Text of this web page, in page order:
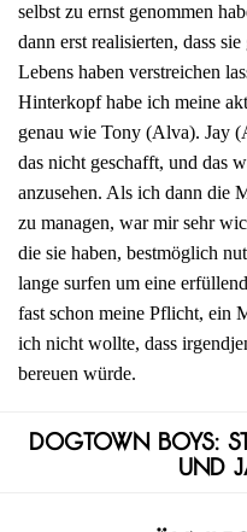
selbst zu ernst genommen
dann erst realisierten, dass
Lebens haben verstreichen
Hinterkopf habe ich meine
genau wie Tony (Alva). Jay
das nicht geschafft, und das
anzusehen. Als ich dann die
zu managen, war mir sehr
die sie haben, bestmöglich
lange surfen um eine
fast schon meine Pflicht, ein
ich nicht wollte, dass
bereuen würde.
Dogtown Boys:
und